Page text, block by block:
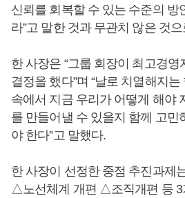
신뢰를 회복할 수 있는 수준의 방
라”고 말한 것과 무관치 않은 것
한 사장은 “그룹 회장이 최고경
결정을 했다”며 “날로 치열해지
속에서 지금 우리가 어떻게 해야
를 만들어낼 수 있을지 함께 고민
야 한다”고 말했다.
한 사장이 선정한 중점 추진과제
△노선체계 개편 △조직개편 등 3